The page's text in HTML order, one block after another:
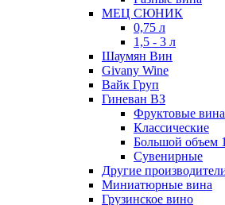
МЕЦ СЮНИК
0,75 л
1,5 - 3 л
Шаумян Вин
Givany Wine
Вайк Груп
Гиневан ВЗ
Фруктовые
Классические
Большой объем
Сувенирные
Другие
Миниатюрные вина
Грузинское вино